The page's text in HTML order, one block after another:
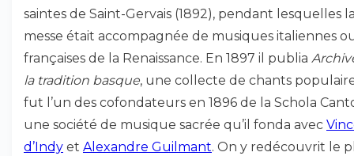
saintes de Saint-Gervais (1892), pendant lesquelles
messe était accompagnée de musiques italiennes
françaises de la Renaissance. En 1897 il publia
la tradition basque, une collecte de chants
fut l’un des cofondateurs en 1896 de la Schola
une société de musique sacrée qu’il fonda avec
d’Indy et Alexandre Guilmant. On y redécouvrit le